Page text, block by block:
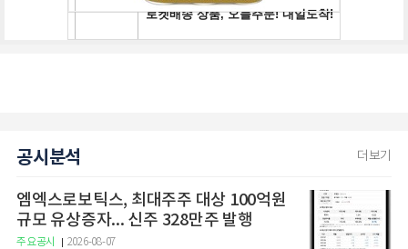
공시분석 더보기
엠엑스로보틱스, 최대주주 대상 100억원
규모 유상증자... 신주 328만주 발행
주요공시 2026-08-07